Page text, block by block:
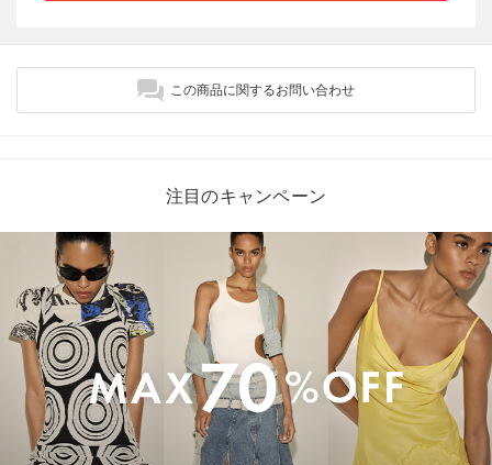
この商品に関するお問い合わせ
注目のキャンペーン